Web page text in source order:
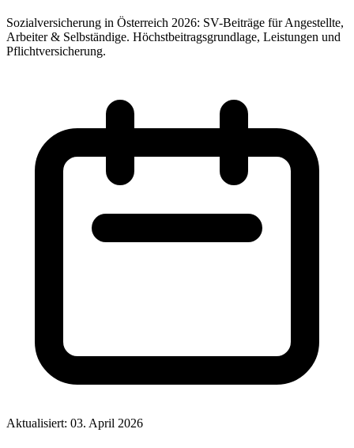
Sozialversicherung in Österreich 2026: SV-Beiträge für Angestellte,
Arbeiter & Selbständige. Höchstbeitragsgrundlage, Leistungen und
Pflichtversicherung.
Aktualisiert: 03. April 2026